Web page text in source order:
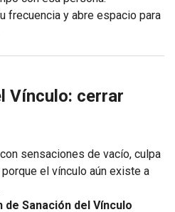
frecuencia y abre espacio para
Vínculo: cerrar
sensaciones de vacío, culpa
el vínculo aún existe a
de Sanación del Vínculo